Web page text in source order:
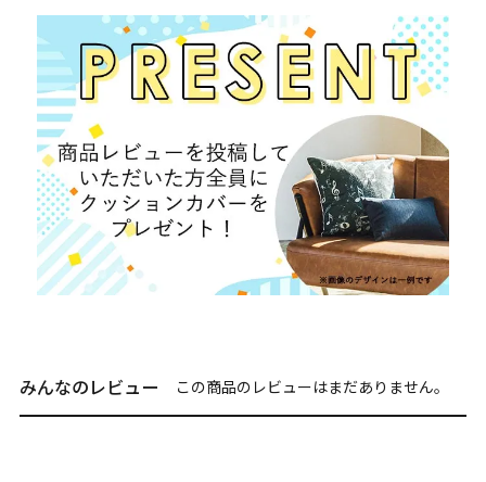
みんなのレビュー この商品のレビューはまだありません。